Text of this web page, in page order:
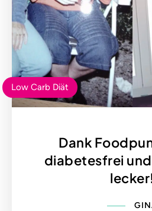
Low Carb Diät
Dank
diabetesfrei
lecker!